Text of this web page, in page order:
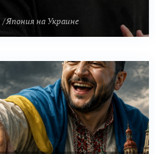
Япония на Украине